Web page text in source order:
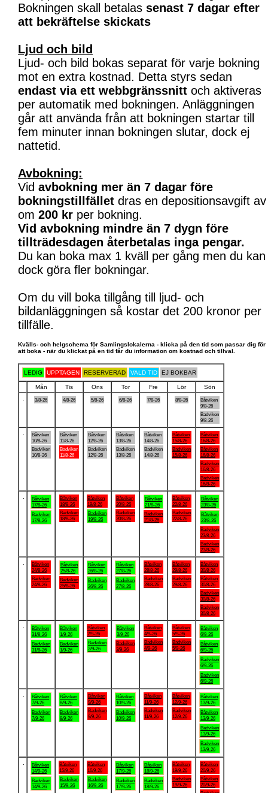
Bokningen skall betalas senast 7 dagar efter
att bekräftelse skickats
Ljud och bild
Ljud- och bild bokas separat för varje bokning
mot en extra kostnad. Detta styrs sedan
endast via ett webbgränssnitt och aktiveras
per automatik med bokningen. Anläggningen
går att använda från att bokningen startar till
fem minuter innan bokningen slutar, dock ej
nattetid.
Avbokning:
Vid avbokning mer än 7 dagar före
bokningstillfället dras en depositionsavgift av
om 200 kr per bokning.
Vid avbokning mindre än 7 dygn före
tillträdesdagen återbetalas inga pengar.
Du kan boka max 1 kväll per gång men du kan
dock göra fler bokningar.
Om du vill boka tillgång till ljud- och
bildanläggningen så kostar det 200 kronor per
tillfälle.
Kvälls- och helgschema för Samlingslokalerna - klicka på den tid som passar dig för
att boka - när du klickat på en tid får du information om kostnad och tillval.
LEDIG UPPTAGEN RESERVERAD VALD TID EJ BOKBAR
Mån Tis Ons Tor Fre Lör
Sön
3/8-26 4/8-26 5/8-26 6/8-26 7/8-26 8/8-26
Båtviken
9/8-26
Badviken
9/8-26
Båtviken
10/8-26
Badviken
10/8-26
Båtviken
11/8-26
Badviken
11/8-26
Båtviken
12/8-26
Badviken
12/8-26
Båtviken
13/8-26
Badviken
13/8-26
Båtviken
14/8-26
Badviken
14/8-26
Båtviken
15/8-26
Badviken
15/8-26
Båtviken
16/8-26
Båtviken
16/8-26
Badviken
16/8-26
Badviken
16/8-26
Båtviken
17/8-26
Badviken
17/8-26
Båtviken
18/8-26
Badviken
18/8-26
Båtviken
19/8-26
Badviken
19/8-26
Båtviken
20/8-26
Badviken
20/8-26
Båtviken
21/8-26
Badviken
21/8-26
Båtviken
22/8-26
Badviken
22/8-26
Båtviken
23/8-26
Båtviken
23/8-26
Badviken
23/8-26
Badviken
23/8-26
Båtviken
24/8-26
Badviken
24/8-26
Båtviken
25/8-26
Badviken
25/8-26
Båtviken
26/8-26
Badviken
26/8-26
Båtviken
27/8-26
Badviken
27/8-26
Båtviken
28/8-26
Badviken
28/8-26
Båtviken
29/8-26
Badviken
29/8-26
Båtviken
30/8-26
Båtviken
30/8-26
Badviken
30/8-26
Badviken
30/8-26
Båtviken
31/8-26
Badviken
31/8-26
Båtviken
1/9-26
Badviken
1/9-26
Båtviken
2/9-26
Badviken
2/9-26
Båtviken
3/9-26
Badviken
3/9-26
Båtviken
4/9-26
Badviken
4/9-26
Båtviken
5/9-26
Badviken
5/9-26
Båtviken
6/9-26
Båtviken
6/9-26
Badviken
6/9-26
Badviken
6/9-26
Båtviken
7/9-26
Badviken
7/9-26
Båtviken
8/9-26
Badviken
8/9-26
Båtviken
9/9-26
Badviken
9/9-26
Båtviken
10/9-26
Badviken
10/9-26
Båtviken
11/9-26
Badviken
11/9-26
Båtviken
12/9-26
Badviken
12/9-26
Båtviken
13/9-26
Båtviken
13/9-26
Badviken
13/9-26
Badviken
13/9-26
Båtviken
14/9-26
Badviken
14/9-26
Båtviken
15/9-26
Badviken
15/9-26
Båtviken
16/9-26
Badviken
16/9-26
Båtviken
17/9-26
Badviken
17/9-26
Båtviken
18/9-26
Badviken
18/9-26
Båtviken
19/9-26
Badviken
19/9-26
Båtviken
20/9-26
Båtviken
20/9-26